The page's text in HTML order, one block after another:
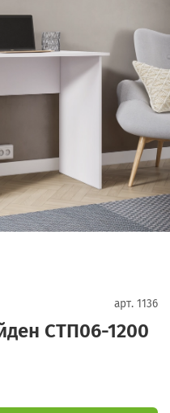
арт. 1136
СТП06-1200